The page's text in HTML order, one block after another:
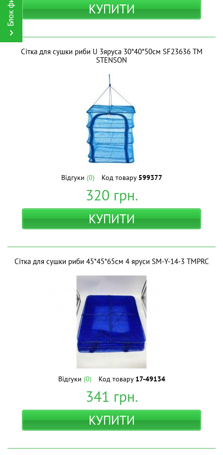
КУПИТИ
Сітка для сушки риби U 3яруса 30*40*50см SF23636 ТМ
STENSON
Відгуки (0) Код товару 599377
320 грн.
КУПИТИ
Сітка для сушки риби 45*45*65см 4 яруси SM-Y-14-3 ТМPRC
Відгуки (0) Код товару 17-49134
341 грн.
КУПИТИ